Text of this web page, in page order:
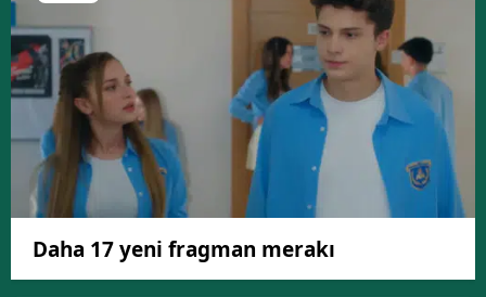
Daha 17 yeni fragman merakı